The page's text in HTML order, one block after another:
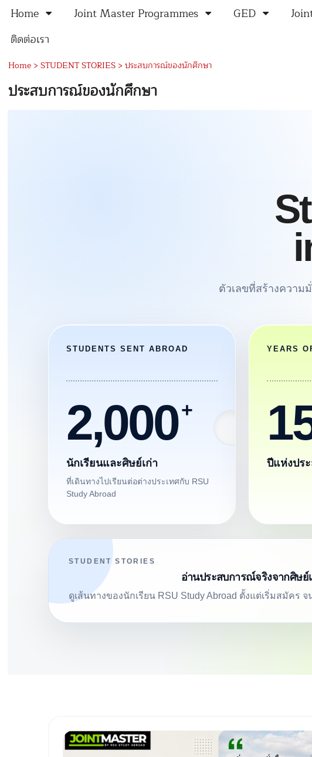
Home Joint Master Programmes GED
ติดต่อเรา
Home> STUDENT STORIES> ประสบการณ์ของนักศึกษา
ประสบการณ์ของนักศึกษา
ตัวเลขที่สร้างความ
STUDENTS SENT ABROAD
2,000
นักเรียนและศิษย์เก่า
ที่เดินทางไปเรียนต่อต่างประเทศกับ RSU
Study Abroad
YEARS
ปีแห่งปร
STUDENT STORIES
อ่านประสบการณ์จริงจากศิษย์
ดูเส้นทางของนักเรียน RSU Study Abroad ตั้งแต่เริ่มสมัคร